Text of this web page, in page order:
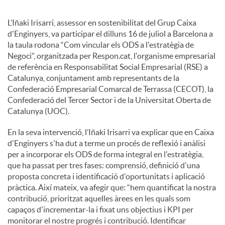
l
s
L’Iñaki Irisarri, assessor en sostenibilitat del Grup Caixa
d'Enginyers, va participar el dilluns 16 de juliol a Barcelona a
la taula rodona “Com vincular els ODS a l'estratègia de
Negoci”, organitzada per Respon.cat, l'organisme empresarial
de referència en Responsabilitat Social Empresarial (RSE) a
Catalunya, conjuntament amb representants de la
Confederació Empresarial Comarcal de Terrassa (CECOT), la
Confederació del Tercer Sector i de la Universitat Oberta de
Catalunya (UOC).
En la seva intervenció, l’Iñaki Irisarri va explicar que en Caixa
d'Enginyers s'ha dut a terme un procés de reflexió i anàlisi
per a incorporar els ODS de forma integral en l'estratègia,
que ha passat per tres fases: comprensió, definició d'una
proposta concreta i identificació d'oportunitats i aplicació
pràctica. Així mateix, va afegir que: “hem quantificat la nostra
contribució, prioritzat aquelles àrees en les quals som
capaços d'incrementar-la i fixat uns objectius i KPI per
monitorar el nostre progrés i contribució. Identificar